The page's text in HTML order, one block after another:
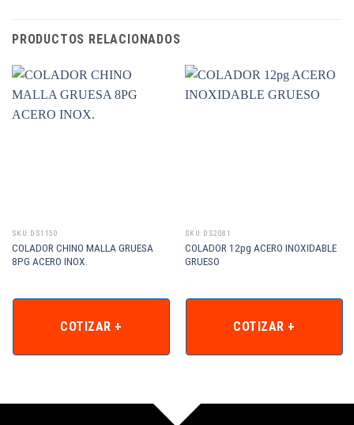
PRODUCTOS RELACIONADOS
SKU: DS1150
COLADOR CHINO MALLA GRUESA
8PG ACERO INOX.
COTIZAR +
SKU: DS2081
COLADOR 12pg ACERO INOXIDABLE
GRUESO
COTIZAR +